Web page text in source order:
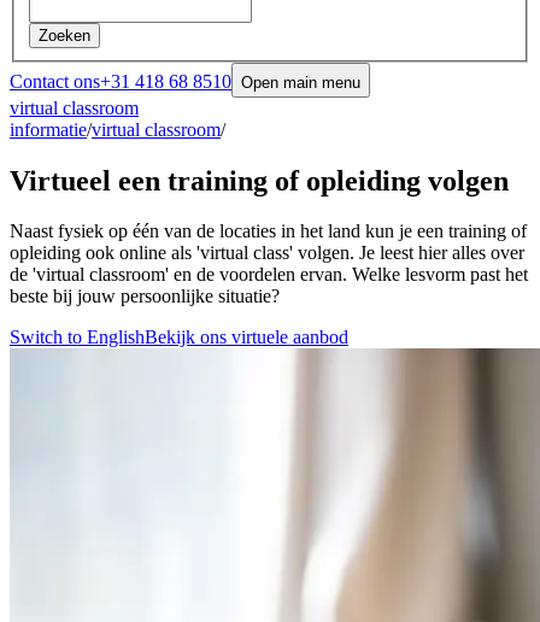
Zoeken
Contact ons+31 418 68 8510 Open main menu
virtual classroom
informatie/virtual classroom/
Virtueel een training of opleiding volgen
Naast fysiek op één van de locaties in het land kun je een training of
opleiding ook online als 'virtual class' volgen. Je leest hier alles over
de 'virtual classroom' en de voordelen ervan. Welke lesvorm past het
beste bij jouw persoonlijke situatie?
Switch to EnglishBekijk ons virtuele aanbod